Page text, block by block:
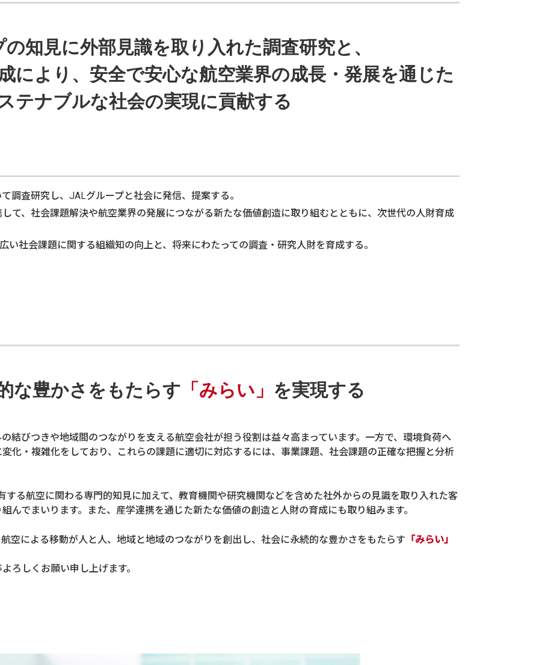
知見に外部見識を取り入れた調査研究と、
により、 安全で安心な航空業界の成長・発展を通じた
テナブルな社会の実現に貢献する
調査研究し、JALグループと社会に発信、提案する。
て、社会課題解決や航空業界の発展につながる新たな価値創造に取り組むとともに、次世代の人財育成
い社会課題に関する組織知の向上と、将来にわたっての調査・研究人財を育成する。
な豊かさをもたらす 「みらい」 を実現する
結びつきや地域間のつながりを支える航空会社が担う役割は益々高まっています。一方で、環境負荷へ
化・複雑化をしており、これらの課題に適切に対応するには、事業課題、社会課題の正確な把握と分析
る航空に関わる専門的知見に加えて、教育機関や研究機関などを含めた社外からの見識を取り入れた客
んでまいります。また、産学連携を通じた新たな価値の創造と人財の育成にも取り組みます。
空による移動が人と人、地域と地域のつながりを創出し、社会に永続的な豊かさをもたらす 「みらい」
ろしくお願い申し上げます。